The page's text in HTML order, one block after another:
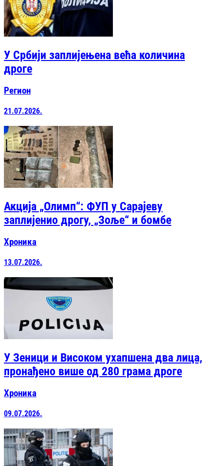
У Србији заплијењена већа количина
дроге
Регион
21.07.2026.
Акција „Олимп“: ФУП у Сарајеву
заплијенио дрогу, „Зоље“ и бомбе
Хроника
13.07.2026.
У Зеници и Високом ухапшена два лица,
пронађено више од 280 грама дроге
Хроника
09.07.2026.